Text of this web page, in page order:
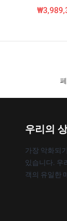
우리의
가장 악화되
있습니다. 우
객의 유일한